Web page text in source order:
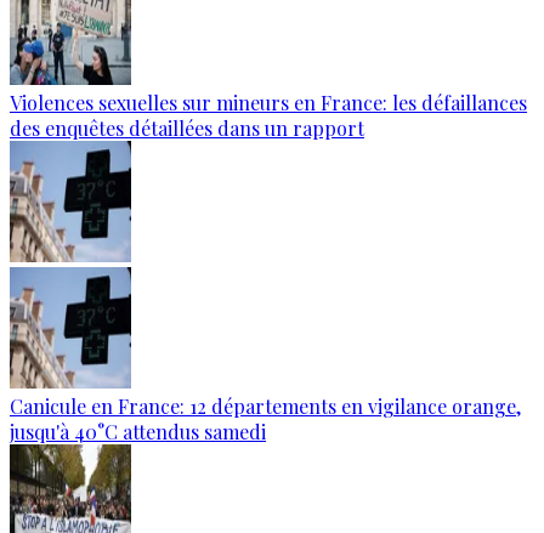
Violences sexuelles sur mineurs en France: les défaillances
des enquêtes détaillées dans un rapport
Canicule en France: 12 départements en vigilance orange,
jusqu'à 40°C attendus samedi